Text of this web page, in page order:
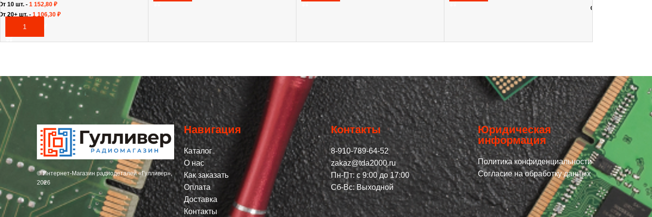
В КОРЗИНУ
10 шт. - 1 152,80 ₽
20+ шт. - 1 106,30 ₽
От 100+ шт. -
© Интернет-Магазин радиодеталей «Гулливер»,
2026
Навигация
Каталог
О нас
Как заказать
Оплата
Доставка
Контакты
Контакты
8-910-789-64-52
zakaz@tda2000.ru
Пн-Пт: с 9:00 до 17:00
Сб-Вс: Выходной
Юридическая
информация
Политика конфиденциальности
Согласие на обработку данных